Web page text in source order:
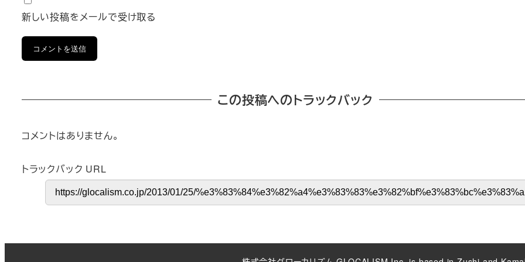
新しい投稿をメールで受け取る
この投稿へのトラックバック
コメントはありません。
トラックバック URL